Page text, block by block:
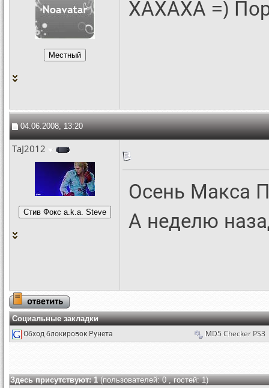
ХАХАХА =)
04.06.2008, 13:20
TaJ2012
Осень Макса
А неделю
Социальные закладки
Обход блокировок Рунета MD5 Checker PS3
Здесь присутствуют: 1(пользователей: 0 , гостей: 1)